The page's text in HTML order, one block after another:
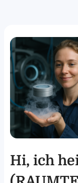
Hi, ich